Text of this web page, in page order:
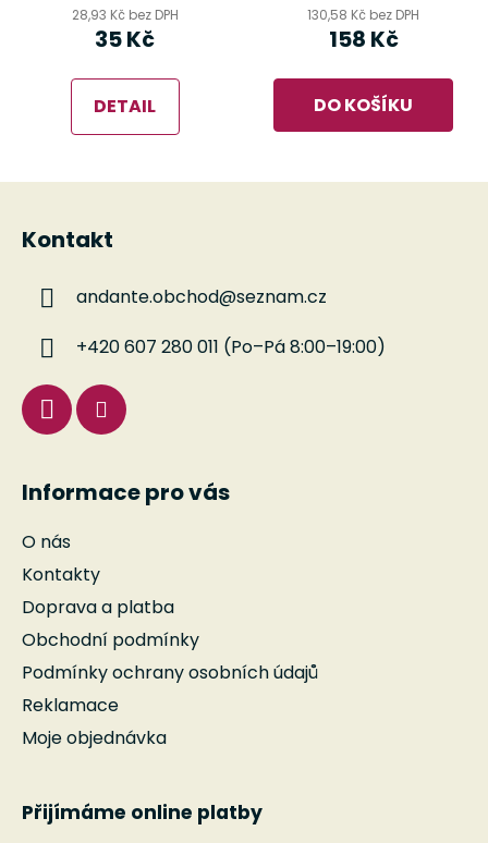
28,93 Kč bez DPH
35 Kč
DETAIL
130,58 Kč bez DPH
158 Kč
DO KOŠÍKU
Z
Kontakt
andante.obchod@seznam.cz
+420 607 280 011 (Po–Pá 8:00–19:00)
Informace pro vás
O nás
Kontakty
Doprava a platba
Obchodní podmínky
Podmínky ochrany osobních údajů
Reklamace
Moje objednávka
Přijímáme online platby